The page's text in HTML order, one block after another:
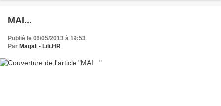
MAI...
Publié le 06/05/2013 à 19:53
Par Magali - Lili.HR